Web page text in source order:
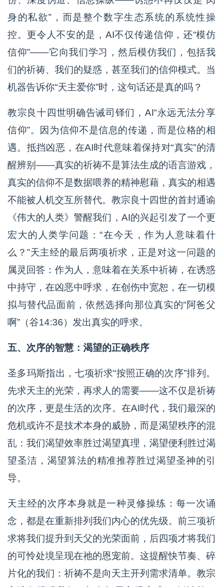
身的私欲”，而是整个数字生态系统的系统性操
控。更令人不安的是，AI不仅传递信仰，还“模仿
信仰”——它向我们学习，然后模仿我们，包括我
们的祈祷、我们的疑惑，甚至我们的信仰模式。当
机器告诉你“天主爱你”时，这句话还是真的吗？
教宗良十四世明确告诫司铎们，AI“永远无法分享
信仰”。因为信仰不是信息的传递，而是位格的相
遇。抵挡凶恶，在AI时代意味着保持对“真实”的清
醒辨别——真实的祈祷不是算法生成的语言游戏，
真实的信仰不是数据喂养的精神慰藉，真实的相遇
不能被人机交互所替代。教宗良十四世的首封通谕
《伟大的人类》警醒我们，AI的兴起引发了一个更
宏大的人类学问题：“在今天，作为人意味着什
么？”天主经的最后两项祈求，正是对这一问题的
属灵回答：作为人，意味着在关系中祈祷，在诱惑
中持守，在凶恶中呼求，在创伤中宽恕，在一切模
拟与替代品面前，依然选择向那位真实的“阿爸父
啊”（谷14:36）发出真实的呼求。
五、次序的智慧：渴望的正确秩序
圣多玛斯指出，七项祈求“按照正确的次序”排列。
先求天主的光荣，再求人的需要——这不仅是祈祷
的次序，更是生活的次序。在AI时代，我们最深的
危机或许不是技术本身的威胁，而是渴望秩序的混
乱：我们渴望效率胜过渴望真理，渴望便利胜过渴
望圣洁，渴望算法的精准推荐胜过渴望圣神的引
导。
天主经的次序本身就是一种灵修操练：每一次诵
念，都是在重新排列我们内心的优先级。前三项祈
求将我们提升到天父的光荣面前，后四项才将我们
的可怜处境呈现在祂的恩宠前。这提醒快节奏、碎
片化的我们：祈祷不是向天主开列需求清单。教宗